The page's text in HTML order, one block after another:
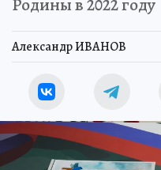
Родины в 2022 году
Александр ИВАНОВ